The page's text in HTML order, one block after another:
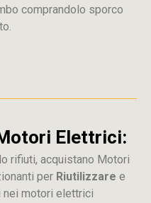
comprandolo sporco
Elettrici:
rifiuti, acquistano Motori
per Riutilizzare e
motori elettrici